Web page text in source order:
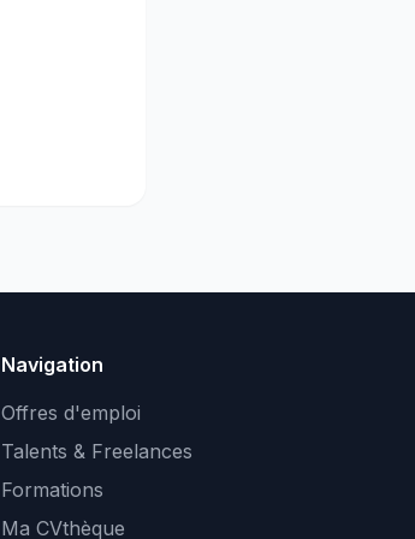
Navigation
Offres d'emploi
Talents & Freelances
Formations
Ma CVthèque